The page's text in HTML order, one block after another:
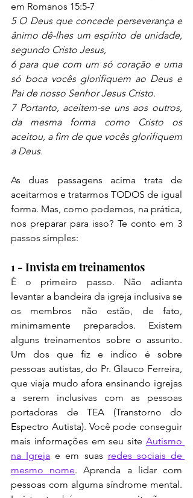
em Romanos 15:5-7
5 O Deus que concede perseverança e
ânimo dê-lhes um espírito de unidade,
segundo Cristo Jesus,
6 para que com um só coração e uma
só boca vocês glorifiquem ao Deus e
Pai de nosso Senhor Jesus Cristo.
7 Portanto, aceitem-se uns aos outros,
da mesma forma como Cristo os
aceitou, a fim de que vocês glorifiquem
a Deus.
As duas passagens acima trata de
aceitarmos e tratarmos TODOS de igual
forma. Mas, como podemos, na prática,
nos preparar para isso? Te conto em 3
passos simples:
1 - Invista em treinamentos
É o primeiro passo. Não adianta
levantar a bandeira da igreja inclusiva se
os membros não estão, de fato,
minimamente preparados. Existem
alguns treinamentos sobre o assunto.
Um dos que fiz e indico é sobre
pessoas autistas, do Pr. Glauco Ferreira,
que viaja mudo afora ensinando igrejas
a serem inclusivas com as pessoas
portadoras de TEA (Transtorno do
Espectro Autista). Você pode conseguir
mais informações em seu site Autismo
na Igreja e em suas redes sociais de
mesmo nome. Aprenda a lidar com
pessoas com alguma síndrome mental.